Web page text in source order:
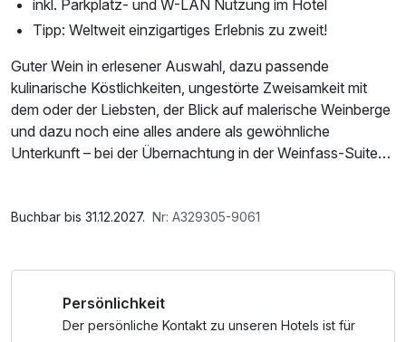
inkl. Parkplatz- und W-LAN Nutzung im Hotel
Tipp: Weltweit einzigartiges Erlebnis zu zweit!
Guter Wein in erlesener Auswahl, dazu passende
kulinarische Köstlichkeiten, ungestörte Zweisamkeit mit
dem oder der Liebsten, der Blick auf malerische Weinberge
und dazu noch eine alles andere als gewöhnliche
Unterkunft – bei der Übernachtung in der Weinfass-Suite
speziell für Weinliebhaber ausmacht. Ihr liebt Wein, schätzt
Begrüßt werdet Ihr zu Eurem besonderen Kurzurlaub ganz
Parkplatz, W-LAN Nutzung / Internetnutzung
Buchbar bis 31.12.2027. Nr: A329305-9061
Persönlichkeit
Der persönliche Kontakt zu unseren Hotels ist für